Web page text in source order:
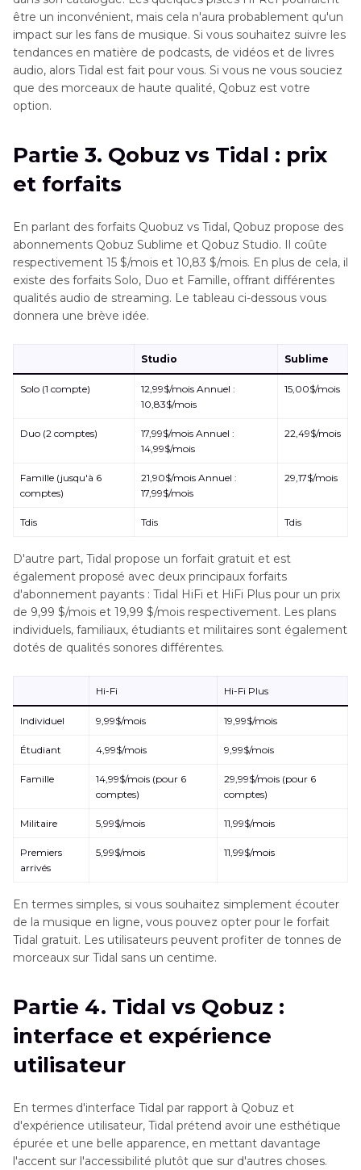
être un inconvénient, mais cela n'aura probablement qu'un
impact sur les fans de musique. Si vous souhaitez suivre les
tendances en matière de podcasts, de vidéos et de livres
audio, alors Tidal est fait pour vous. Si vous ne vous souciez
que des morceaux de haute qualité, Qobuz est votre
option.
Partie 3. Qobuz vs Tidal : prix
et forfaits
En parlant des forfaits Quobuz vs Tidal, Qobuz propose des
abonnements Qobuz Sublime et Qobuz Studio. Il coûte
respectivement 15 $/mois et 10,83 $/mois. En plus de cela, il
existe des forfaits Solo, Duo et Famille, offrant différentes
qualités audio de streaming. Le tableau ci-dessous vous
donnera une brève idée.
Studio Sublime
Solo (1 compte)
12,99$/mois Annuel :
10,83$/mois
15,00$/mois
Duo (2 comptes)
17,99$/mois Annuel :
14,99$/mois
22,49$/mois
Famille (jusqu'à 6
comptes)
21,90$/mois Annuel :
17,99$/mois
29,17$/mois
Tdis Tdis Tdis
D'autre part, Tidal propose un forfait gratuit et est
également proposé avec deux principaux forfaits
d'abonnement payants : Tidal HiFi et HiFi Plus pour un prix
de 9,99 $/mois et 19,99 $/mois respectivement. Les plans
individuels, familiaux, étudiants et militaires sont également
dotés de qualités sonores différentes.
Hi-Fi Hi-Fi Plus
Individuel 9,99$/mois 19,99$/mois
Étudiant 4,99$/mois 9,99$/mois
Famille
14,99$/mois (pour 6
comptes)
29,99$/mois (pour 6
comptes)
Militaire 5,99$/mois 11,99$/mois
Premiers
arrivés
5,99$/mois 11,99$/mois
En termes simples, si vous souhaitez simplement écouter
de la musique en ligne, vous pouvez opter pour le forfait
Tidal gratuit. Les utilisateurs peuvent profiter de tonnes de
morceaux sur Tidal sans un centime.
Partie 4. Tidal vs Qobuz :
interface et expérience
utilisateur
En termes d'interface Tidal par rapport à Qobuz et
d'expérience utilisateur, Tidal prétend avoir une esthétique
épurée et une belle apparence, en mettant davantage
l'accent sur l'accessibilité plutôt que sur d'autres choses.